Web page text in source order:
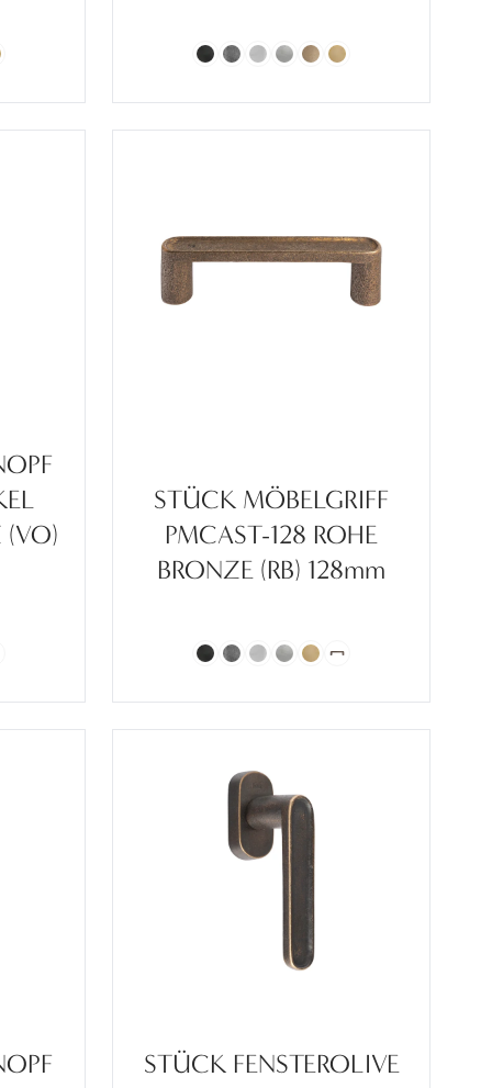
(VO)
STÜCK MÖBELGRIFF
PMCAST-128 ROHE
BRONZE (RB) 128mm
STÜCK FENSTEROLIVE